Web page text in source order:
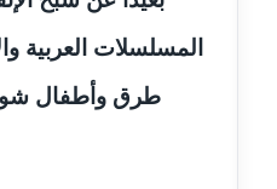
مدونة ايمان
عاملة
المسلسلات العربية
طرق وأطفال